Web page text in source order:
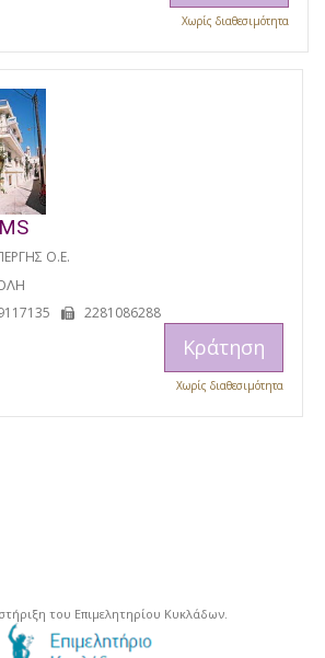
Χωρίς διαθεσιμότητα
Ο.Ε.
2281086288
Κράτηση
Χωρίς διαθεσιμότητα
του Επιμελητηρίου Κυκλάδων.